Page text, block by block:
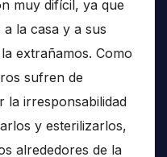
muy difícil, ya que
a la casa y a sus
extrañamos. Como
sufren de
la irresponsabilidad
y esterilizarlos,
alrededores de la